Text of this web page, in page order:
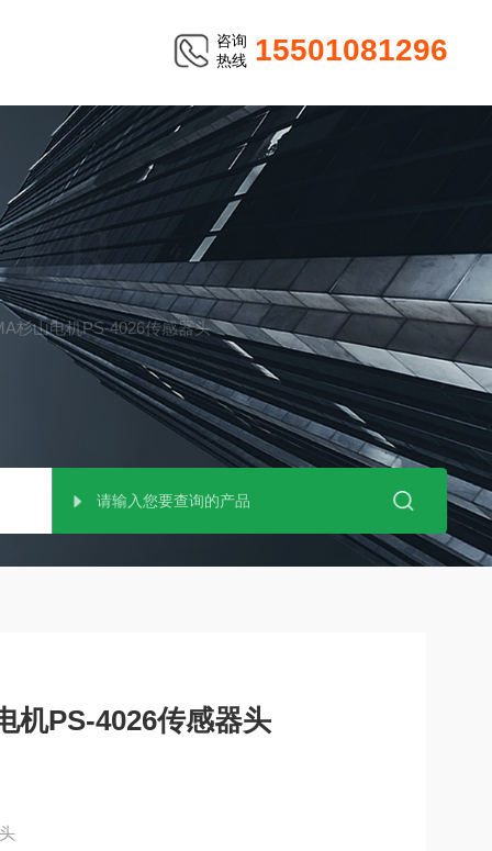
咨询
热线 15501081296
杉山电机PS-4026传感器头
机PS-4026传感器头